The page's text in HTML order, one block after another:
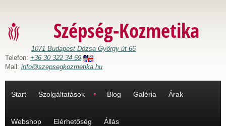
Szépség-Kozmetika
1071 Budapest Dózsa György út 66
Telefon: +36 30 322 34 69
Mail: info@szepsegkozmetika.hu
Start Szolgáltatások Blog Galéria Árak
Webshop Elérhetőség Állás